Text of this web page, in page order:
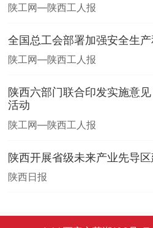
陕工网—陕西工人报
全国总工会部署加强安全生
陕工网—陕西工人报
陕西六部门联合印发实施意
活动
陕工网—陕西工人报
陕西开展省级未来产业先导
陕西日报